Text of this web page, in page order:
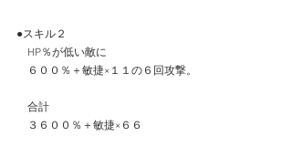
●スキル２
HP％が低い敵に
６００％＋敏捷×１１の６回攻撃。
合計
３６００％＋敏捷×６６